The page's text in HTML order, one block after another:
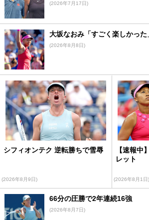
(2026年7月17日)
大坂なおみ「すごく楽しかった
(2026年8月8日)
シフィオンテク 逆転勝ちで雪辱
(2026年8月9日)
【速報中
レット
(2026年8月1日)
66分の圧勝で2年連続16強
(2026年8月7日)